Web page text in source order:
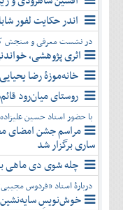
بهمن
اسفند
آذر
دی
بهمن
اسفند
اندر حکایت لفور
در نشست معرفی و سنجش
اثری پژوهشی،
خانه‌موزۀ رضا
روستای میان‌رود
با حضور استاد حسین
مراسم جشن امضای
ساری برگزار شد
چله شوی دی ماهی
دربارۀ استاد «فردوس
خوش‌نویسِ سایه‌نشین